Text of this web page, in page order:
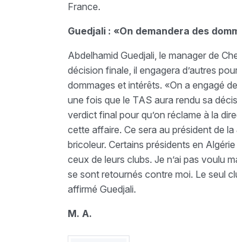
France.
Guedjali : «On demandera des
Abdelhamid Guedjali, le manager de
décision finale, il engagera d’autres
dommages et intérêts. «On a engagé
une fois que le TAS aura rendu sa
verdict final pour qu’on réclame à la
cette affaire. Ce sera au président de
bricoleur. Certains présidents en
ceux de leurs clubs. Je n’ai pas voulu
se sont retournés contre moi. Le seul
affirmé Guedjali.
M. A.